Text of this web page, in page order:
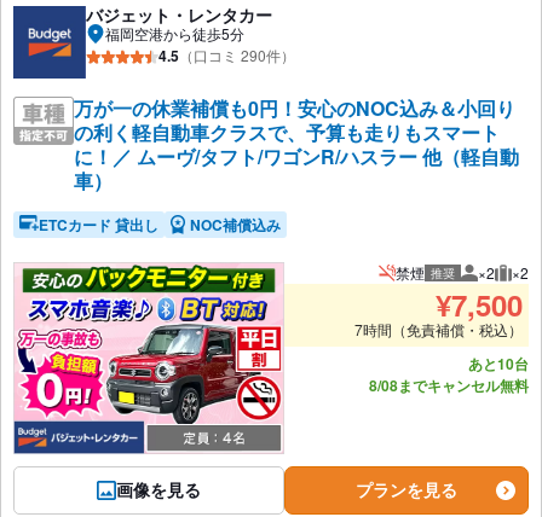
バジェット・レンタカー
福岡空港から徒歩5分
4.5 （口コミ 290件）
万が一の休業補償も0円！安心のNOC込み＆小回り
の利く軽自動車クラスで、予算も走りもスマート
に！／ ムーヴ/タフト/ワゴンR/ハスラー 他（軽自動
車）
ETCカード 貸出し NOC補償込み
画像を見る
禁煙 推奨 推奨人数
×2 推
×2
¥7,500
7時間（免責補償・税込）
あと10台
8/08までキャンセル無料
プランを見る